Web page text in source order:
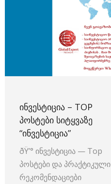
ᲘᲜᲕᲔᲡᲢᲘᲪᲘᲐ – TOP
ᲞᲝᲡᲢᲔᲑᲘ ᲡᲘᲢᲧᲕᲐᲖᲔ
“ᲘᲜᲕᲔᲡᲢᲘᲪᲘᲐ”
ðŸ’° ინვესტიცია — Top
პოსტები და პრაქტიკული
რეკომენდაციები